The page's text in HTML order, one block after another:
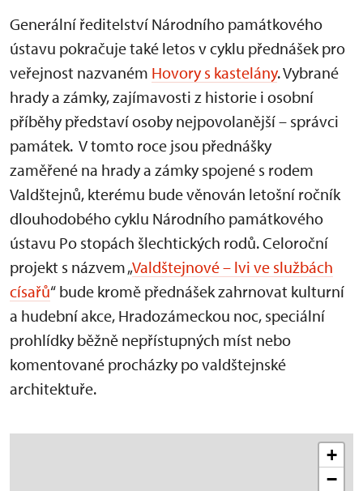
Generální ředitelství Národního památkového
ústavu pokračuje také letos v cyklu přednášek pro
veřejnost nazvaném Hovory s kastelány. Vybrané
hrady a zámky, zajímavosti z historie i osobní
příběhy představí osoby nejpovolanější – správci
památek. V tomto roce jsou přednášky
zaměřené na hrady a zámky spojené s rodem
Valdštejnů, kterému bude věnován letošní ročník
dlouhodobého cyklu Národního památkového
ústavu Po stopách šlechtických rodů. Celoroční
projekt s názvem „Valdštejnové – lvi ve službách
císařů“ bude kromě přednášek zahrnovat kulturní
a hudební akce, Hradozámeckou noc, speciální
prohlídky běžně nepřístupných míst nebo
komentované procházky po valdštejnské
architektuře.
+
−